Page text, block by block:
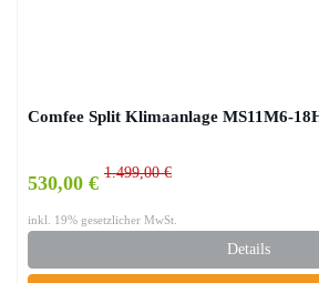
Comfee Split Klimaanlage MS11M6-
530,00 € 1.499,00 €
inkl. 19% gesetzlicher MwSt.
Details